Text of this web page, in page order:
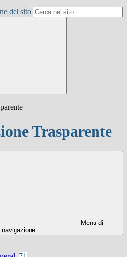
del sito
Trasparente
Menu di
navigazione